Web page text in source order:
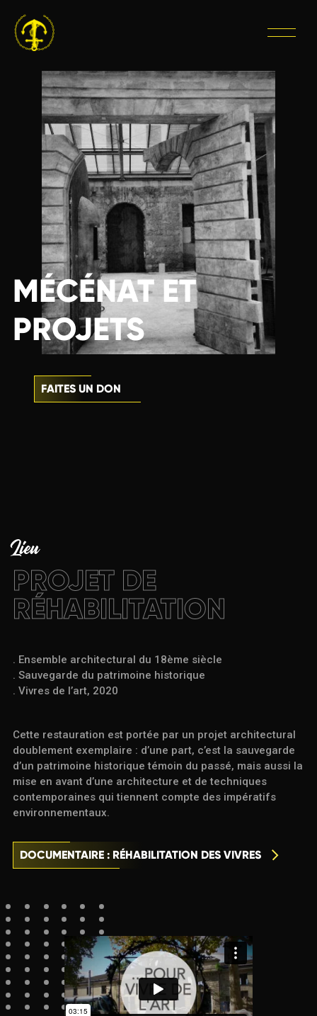
MÉCÉNAT ET
PROJETS
FAITES UN DON
Lieu
PROJET DE
RÉHABILITATION
. Ensemble architectural du 18ème siècle
. Sauvegarde du patrimoine historique
. Vivres de l’art, 2020
Cette restauration est portée par un projet architectural
doublement exemplaire : d’une part, c’est la sauvegarde
d’un patrimoine historique témoin du passé, mais aussi la
mise en avant d’une architecture et de techniques
contemporaines qui tiennent compte des impératifs
environnementaux.
DOCUMENTAIRE : RÉHABILITATION DES VIVRES